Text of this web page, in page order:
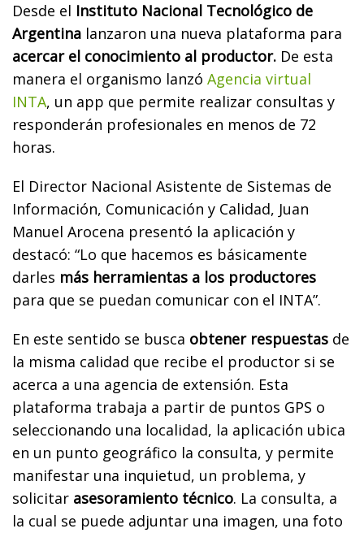
Desde el Instituto Nacional Tecnológico de
Argentina lanzaron una nueva plataforma para
acercar el conocimiento al productor. De esta
manera el organismo lanzó Agencia virtual
INTA, un app que permite realizar consultas y
responderán profesionales en menos de 72
horas.
El Director Nacional Asistente de Sistemas de
Información, Comunicación y Calidad, Juan
Manuel Arocena presentó la aplicación y
destacó: “Lo que hacemos es básicamente
darles más herramientas a los productores
para que se puedan comunicar con el INTA”.
En este sentido se busca obtener respuestas de
la misma calidad que recibe el productor si se
acerca a una agencia de extensión. Esta
plataforma trabaja a partir de puntos GPS o
seleccionando una localidad, la aplicación ubica
en un punto geográfico la consulta, y permite
manifestar una inquietud, un problema, y
solicitar asesoramiento técnico. La consulta, a
la cual se puede adjuntar una imagen, una foto